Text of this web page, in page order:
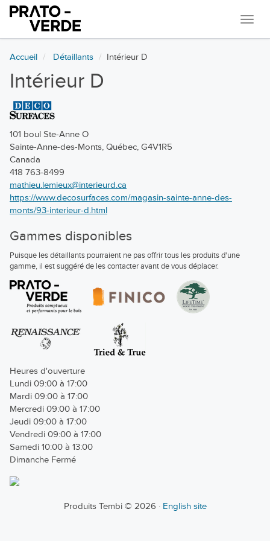
Accueil Détaillants Intérieur D
Intérieur D
101 boul Ste-Anne O
Sainte-Anne-des-Monts, Québec, G4V1R5
Canada
418 763-8499
mathieu.lemieux@interieurd.ca
https://www.decosurfaces.com/magasin-sainte-anne-des-
monts/93-interieur-d.html
Gammes disponibles
Puisque les détaillants pourraient ne pas offrir tous les produits d'une
gamme, il est suggéré de les contacter avant de vous déplacer.
Heures d'ouverture
Lundi 09:00 à 17:00
Mardi 09:00 à 17:00
Mercredi 09:00 à 17:00
Jeudi 09:00 à 17:00
Vendredi 09:00 à 17:00
Samedi 10:00 à 13:00
Dimanche Fermé
Produits Tembi © 2026 · English site